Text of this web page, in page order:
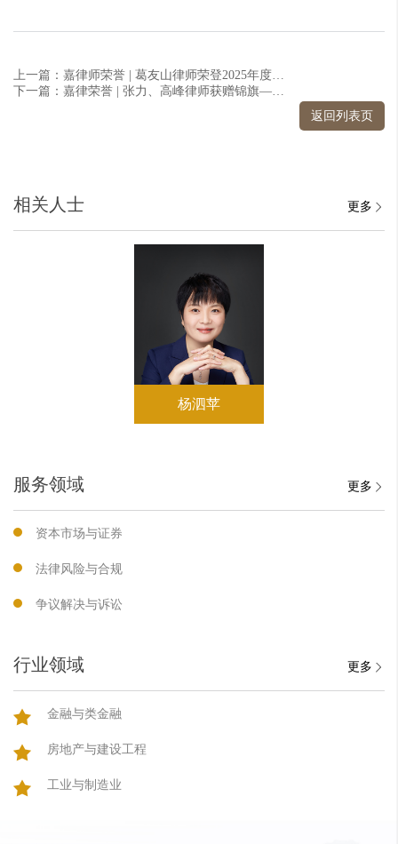
上一篇：嘉律师荣誉 | 葛友山律师荣登2025年度名律堂《中国法律先锋榜：合规与监管大律师》榜单
下一篇：嘉律荣誉 | 张力、高峰律师获赠锦旗——精准辩护扭转乾坤，终获不起诉
返回列表页
相关人士 更多
杨泗苹
服务领域 更多
资本市场与证券
法律风险与合规
争议解决与诉讼
行业领域 更多
金融与类金融
房地产与建设工程
工业与制造业